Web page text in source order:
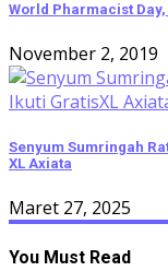
World Pharmacist
November 2, 2019
Senyum Sumringah
XL Axiata
Maret 27, 2025
You Must Read